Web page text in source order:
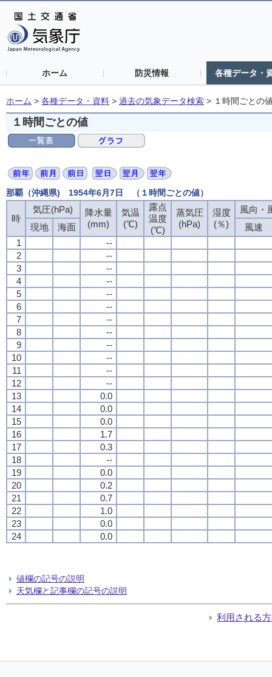
ホーム 防災情報 各種データ・
ホーム > 各種データ・資料 > 過去の気象データ検索 > １時間ごとの
１時間ごとの値
那覇（沖縄県) 1954年6月7日 （１時間ごとの値）
時
気圧(hPa)
降水量
(mm)
気温
(℃)
露点
温度
(℃)
蒸気圧
(hPa)
湿度
(％)
風向・
現地
海面
風速
1
--
2
--
3
--
4
--
5
--
6
--
7
--
8
--
9
--
10
--
11
--
12
--
13
0.0
14
0.0
15
0.0
16
1.7
17
0.3
18
--
19
0.0
20
0.2
21
0.7
22
1.0
23
0.0
24
0.0
値欄の記号の説明
天気欄と記事欄の記号の説明
利用される